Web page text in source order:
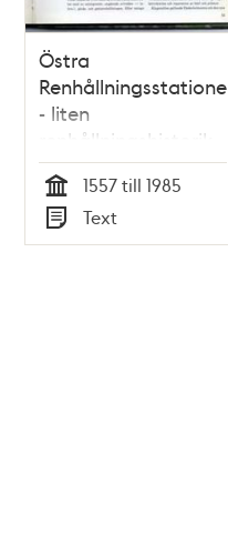
Östra
Renhållningsstationen
- liten
renhållningshistorik
/ Karin Sterner (text),
Ingrid Wilken (foto)
Tid
1557 till 1985
Typ
Text